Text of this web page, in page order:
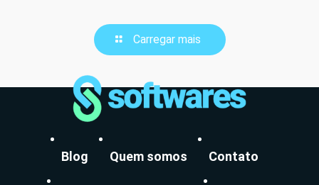
Carregar mais
Blog Quem somos Contato